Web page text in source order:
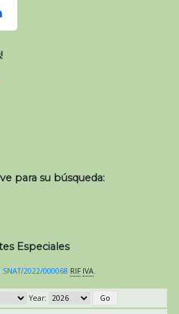
para su búsqueda:
Especiales
2022/000068 RIF IVA.
Year: